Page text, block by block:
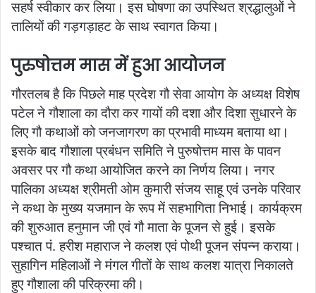
सहर्ष स्वीकार कर लिया। इस घोषणा का उपस्थित श्रद्धालुओं ने
तालियों की गड़गड़ाहट के साथ स्वागत किया।
पुरुषोत्तम मास में हुआ आयोजन
गौरतलब है कि पिछले माह प्रदेश गौ सेवा आयोग के अध्यक्ष विशेष
पटेल ने गौशाला का दौरा कर गायों की दशा और दिशा सुधारने के
लिए गौ कथाओं को जनजागरण का प्रभावी माध्यम बताया था।
इसके बाद गौशाला प्रबंधन समिति ने पुरुषोत्तम मास के पावन
अवसर पर गौ कथा आयोजित करने का निर्णय लिया। नगर
पालिका अध्यक्ष श्रीमती ओम कुमारी संजय साहू एवं उनके परिवार
ने कथा के मुख्य यजमान के रूप में सहभागिता निभाई। कार्यक्रम
की शुरुआत हनुमान जी एवं गौ माता के पूजन से हुई। इसके
पश्चात पं. हरीश महाराज ने कलश एवं पोथी पूजन संपन्न कराया।
सुहागिन महिलाओं ने मंगल गीतों के साथ कलश यात्रा निकालते
हुए गौशाला की परिक्रमा की।